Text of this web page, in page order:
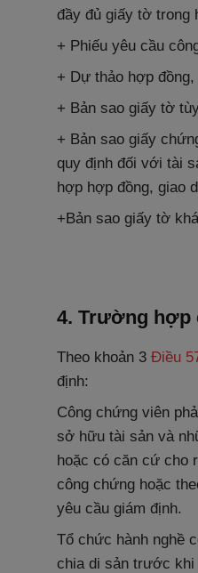
đầy đủ giấy tờ trong
+ Phiếu yêu cầu
+ Dự thảo hợp đồng,
+ Bản sao giấy tờ
+ Bản sao giấy
quy định đối với tài
hợp hợp đồng, giao
+Bản sao giấy tờ
4. Trường hợp
Theo khoản 3 Điều
định:
Công chứng viên
sở hữu tài sản và
hoặc có căn cứ cho
công chứng hoặc
yêu cầu giám định.
Tổ chức hành nghề
chia di sản trước